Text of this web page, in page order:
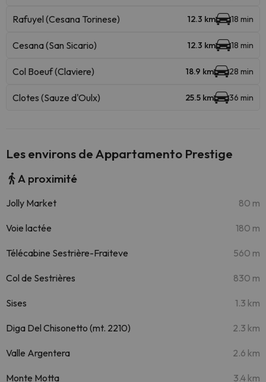
Rafuyel (Cesana Torinese) 12.3 km 18 min
Cesana (San Sicario) 12.3 km 18 min
Col Boeuf (Claviere) 18.9 km 28 min
Clotes (Sauze d'Oulx) 25.5 km 36 min
Les environs de Appartamento Prestige
A proximité
Jolly Market 80 m
Voie lactée 180 m
Télécabine Sestrière-Fraiteve 560 m
Col de Sestrières 830 m
Sises 1.3 km
Diga Del Chisonetto (mt. 2210) 2.3 km
Valle Argentera 2.6 km
Monte Motta 3.4 km